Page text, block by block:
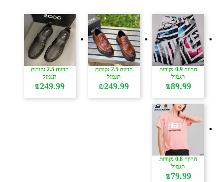
הרווח 0.9 נקודות
תגמול
₪89.99
הרווח 2.5 נקודות
תגמול
₪249.99
הרווח 2.5 נקודות
תגמול
₪249.99
הרווח 0.8 נקודות
תגמול
₪79.99